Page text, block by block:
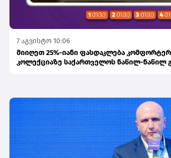
7 აგვისტო 10:06
მიიღეთ 25%-იანი ფასდაკლება
კოლექციაზე საქართველოს ნაწილ-ნაწილ